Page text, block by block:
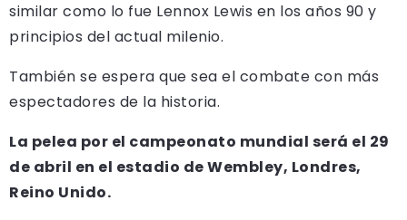
similar como lo fue Lennox Lewis en los años 90 y
principios del actual milenio.
También se espera que sea el combate con más
espectadores de la historia.
La pelea por el campeonato mundial será el 29
de abril en el estadio de Wembley, Londres,
Reino Unido.